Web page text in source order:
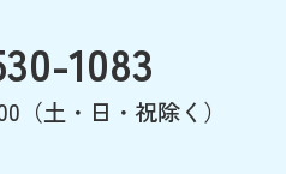
1083
（土・日・祝除く）